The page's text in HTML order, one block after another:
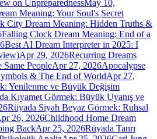
on UnpreparednessMay 10,
Meaning: Your Soul's Secret
City Dream Meaning: Hidden Truths &
Falling Clock Dream Meaning: End of a
Best AI Dream Interpreter in 2025: I
Apr 29, 2026Recurring Dreams
PeopleApr 27, 2026Apocalypse
& The End of WorldApr 27,
Yenilenme ve Büyük Değişim
Kıyamet Görmek: Büyük Uyanış ve
Rüyada Siyah Beyaz Görmek: Ruhsal
26, 2026Childhood Home Dream
BackApr 25, 2026Rüyada Tanrı